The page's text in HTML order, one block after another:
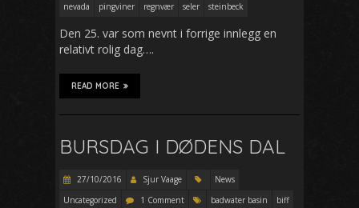
nevada
pingviner regnvær seler steinbeck
Den 25. var som nevnt i forrige innlegg en
relativt rolig dag….
READ MORE
BURSDAG I DØDENS DAL
27/10/2016 Sjur Vaage
News
Uncategorized
1 Comment badwater basin
biff